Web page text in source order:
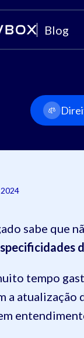
Blog
sabe que
tempo
a atualização